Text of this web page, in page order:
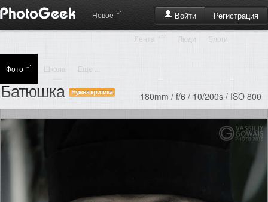
Войти Регистрация
Новое +1
Лента +37 Люди Блоги
Фото +1 Школа Еще ...
Батюшка Нужна критика 180mm / f/6 / 10/200s / ISO 800